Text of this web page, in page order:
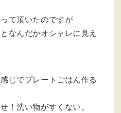
て頂いたのですが
なんだかオシャレに見え
じでプレートごはん作る
！洗い物がすくない。